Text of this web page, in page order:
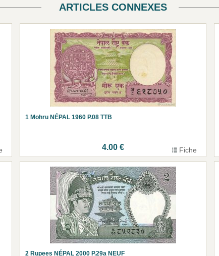
ARTICLES CONNEXES
1 Mohru NÉPAL 1960 P.08 TTB
4.00 € Fiche
2 Rupees NÉPAL 2000 P.29a NEUF